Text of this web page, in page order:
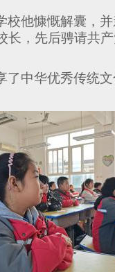
他慷慨解囊，
，先后骋请共
中华优秀传统